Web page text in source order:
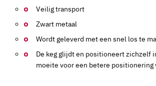
Veilig transport
Zwart metaal
Wordt geleverd met een snel los te
De keg glijdt en positioneert zichzelf
moeite voor een betere positionering